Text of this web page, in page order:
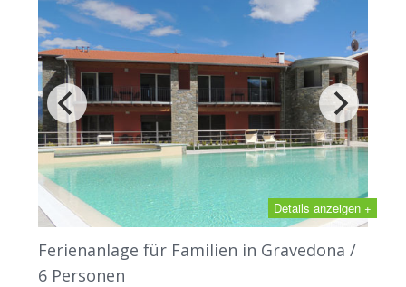
Details anzeigen +
Ferienanlage für Familien in Gravedona /
6 Personen